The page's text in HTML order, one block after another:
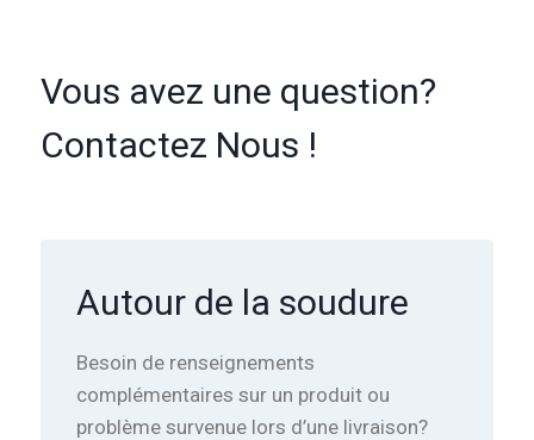
Vous avez une question?
Contactez Nous !
Autour de la soudure
Besoin de renseignements
complémentaires sur un produit ou
problème survenue lors d’une livraison?